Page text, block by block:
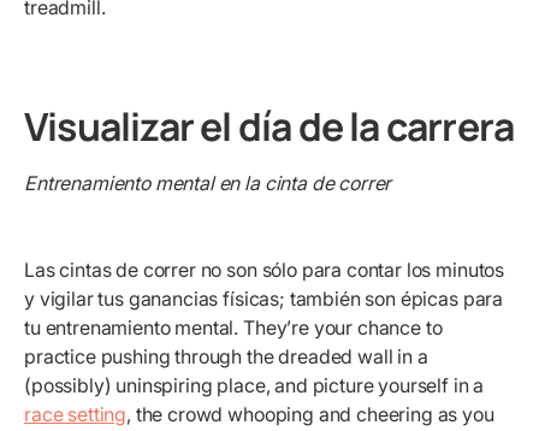
treadmill.
Visualizar el día de la carrera
Entrenamiento mental en la cinta de correr
Las cintas de correr no son sólo para contar los minutos
y vigilar tus ganancias físicas; también son épicas para
tu entrenamiento mental. They’re your chance to
practice pushing through the dreaded wall in a
(possibly) uninspiring place, and picture yourself in a
race setting, the crowd whooping and cheering as you